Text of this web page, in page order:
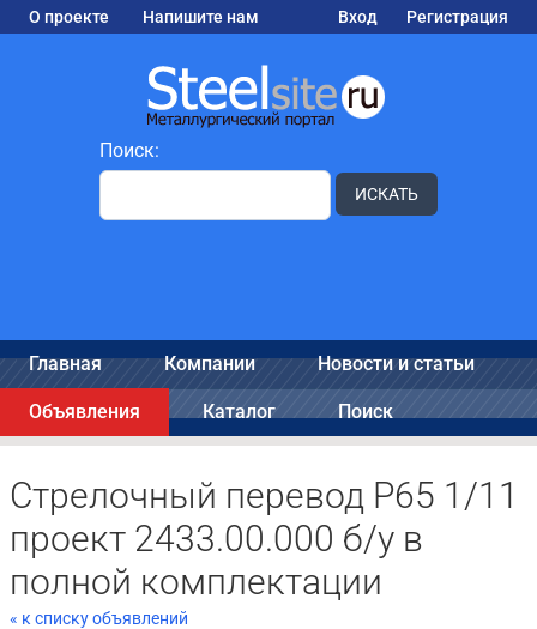
О проекте Напишите нам Вход Регистрация
Поиск:
ИСКАТЬ
Главная Компании Новости и статьи
Объявления Каталог Поиск
Стрелочный перевод Р65 1/11
проект 2433.00.000 б/у в
полной комплектации
« к списку объявлений